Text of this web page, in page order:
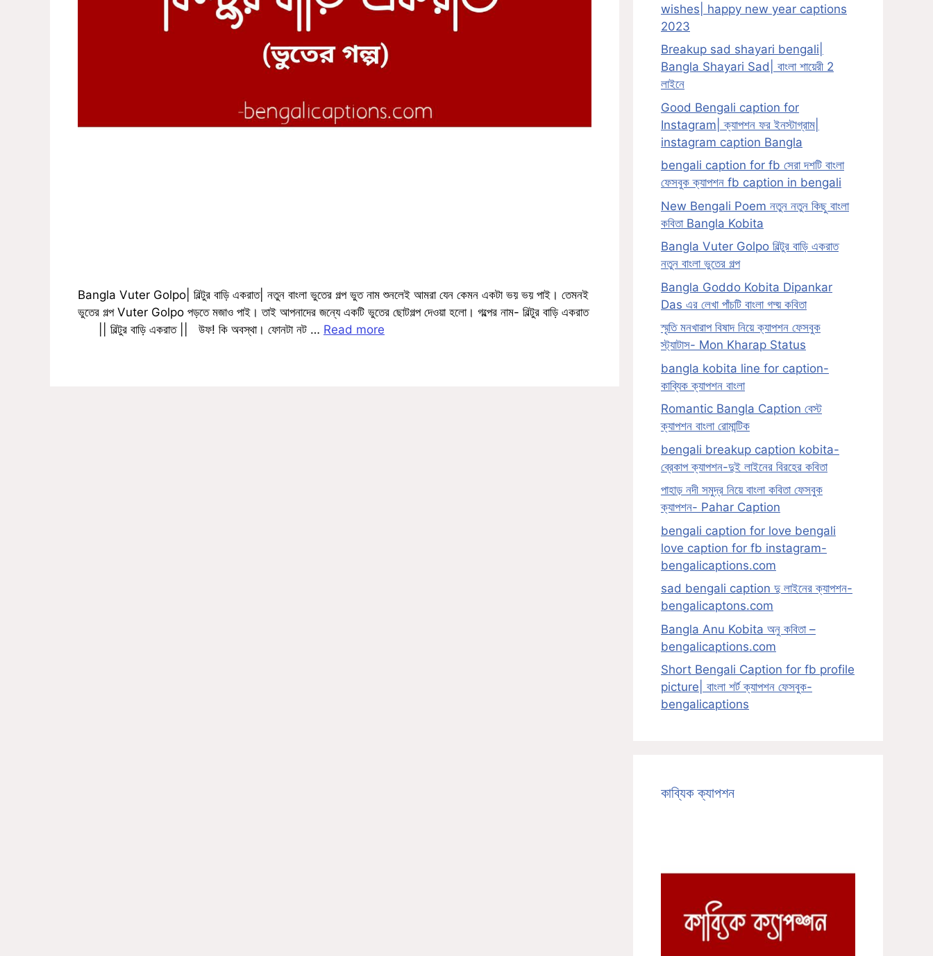
Bangla Vuter Golpo| বিল্টুর বাড়ি একরাত| নতুন বাংলা ভুতের গল্প ভুত নাম শুনলেই আমরা যেন কেমন একটা ভয় ভয় পাই। তেমনই
ভুতের গল্প Vuter Golpo পড়তে মজাও পাই। তাই আপনাদের জন্যে একটি ভুতের ছোটগল্প দেওয়া হলো। গল্পের নাম- বিল্টুর বাড়ি একরাত
|| বিল্টুর বাড়ি একরাত || উফ! কি অবস্থা। ফোনটা নট … Read more
wishes| happy new year captions
2023
Breakup sad shayari bengali|
Bangla Shayari Sad| বাংলা শায়েরী 2
লাইনে
Good Bengali caption for
Instagram| ক্যাপশন ফর ইনস্টাগ্রাম|
instagram caption Bangla
bengali caption for fb সেরা দশটি বাংলা
ফেসবুক ক্যাপশন fb caption in bengali
New Bengali Poem নতুন নতুন কিছু বাংলা
কবিতা Bangla Kobita
Bangla Vuter Golpo বিল্টুর বাড়ি একরাত
নতুন বাংলা ভুতের গল্প
Bangla Goddo Kobita Dipankar
Das এর লেখা পাঁচটি বাংলা গদ্য় কবিতা
স্মৃতি মনখারাপ বিষাদ নিয়ে ক্যাপশন ফেসবুক
স্ট্যাটাস- Mon Kharap Status
bangla kobita line for caption-
কাব্যিক ক্যাপশন বাংলা
Romantic Bangla Caption বেস্ট
ক্যাপশন বাংলা রোমান্টিক
bengali breakup caption kobita-
ব্রেকাপ ক্যাপশন-দুই লাইনের বিরহের কবিতা
পাহাড় নদী সমুদ্র নিয়ে বাংলা কবিতা ফেসবুক
ক্যাপশন- Pahar Caption
bengali caption for love bengali
love caption for fb instagram-
bengalicaptions.com
sad bengali caption দু লাইনের ক্যাপশন-
bengalicaptons.com
Bangla Anu Kobita অনু কবিতা –
bengalicaptions.com
Short Bengali Caption for fb profile
picture| বাংলা শর্ট ক্যাপশন ফেসবুক-
bengalicaptions
কাব্যিক ক্যাপশন